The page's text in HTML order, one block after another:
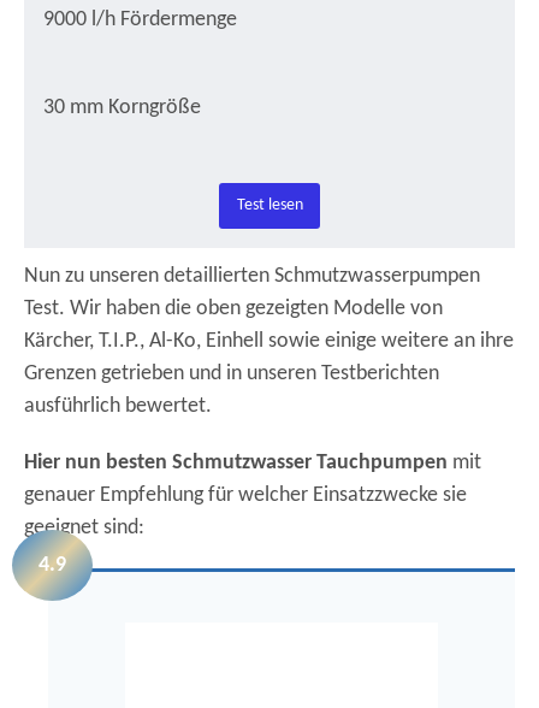
9000 l/h Fördermenge
30 mm Korngröße
Test lesen
Nun zu unseren detaillierten Schmutzwasserpumpen
Test. Wir haben die oben gezeigten Modelle von
Kärcher, T.I.P., Al-Ko, Einhell sowie einige weitere an ihre
Grenzen getrieben und in unseren Testberichten
ausführlich bewertet.
Hier nun besten Schmutzwasser Tauchpumpen mit
genauer Empfehlung für welcher Einsatzzwecke sie
geeignet sind:
4.9